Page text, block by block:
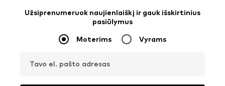
Užsiprenumeruok naujienlaiškį ir gauk išskirtinius
pasiūlymus
Moterims Vyrams
Tavo el. pašto adresas